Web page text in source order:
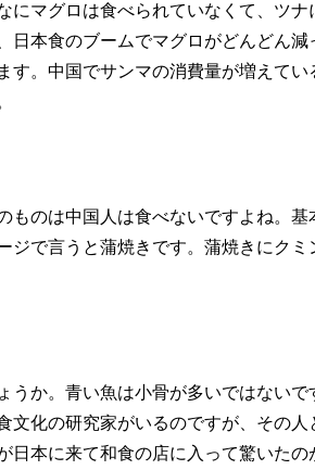
にマグロは食べられていなくて、ツナ
日本食のブームでマグロがどんどん減
す。中国でサンマの消費量が増えてい
ものは中国人は食べないですよね。基
ジで言うと蒲焼きです。蒲焼きにクミ
うか。青い魚は小骨が多いではないで
文化の研究家がいるのですが、その人
本に来て和食の店に入って驚いたの